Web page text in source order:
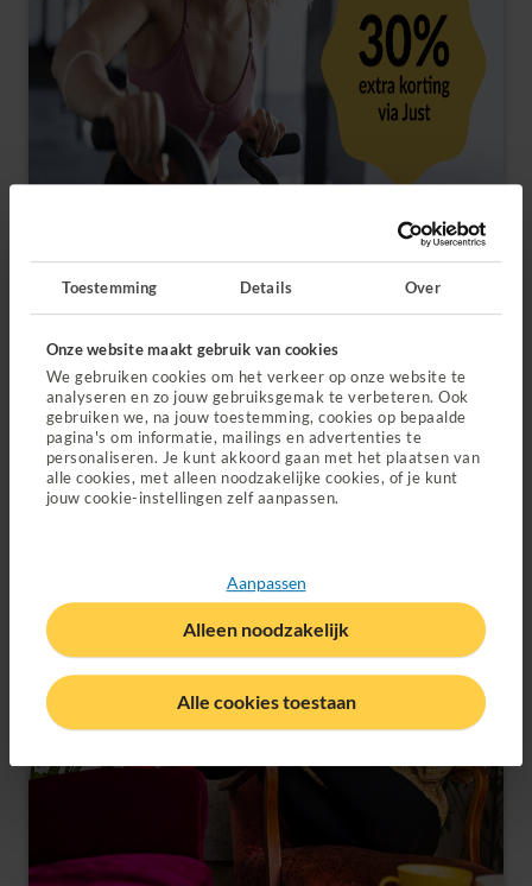
Toestemming Details Over
Onze website maakt gebruik van cookies
We gebruiken cookies om het verkeer op onze website te
analyseren en zo jouw gebruiksgemak te verbeteren. Ook
gebruiken we, na jouw toestemming, cookies op bepaalde
pagina's om informatie, mailings en advertenties te
personaliseren. Je kunt akkoord gaan met het plaatsen van
alle cookies, met alleen noodzakelijke cookies, of je kunt
jouw cookie-instellingen zelf aanpassen.
Alle cookies toestaan
Aanpassen
Alleen noodzakelijk
Regel je zorg met handige apps
Met de dokter, fysio of coach appen wanneer het jou
uitkomt. Gewoon vanuit thuis.
Ontdek onze apps